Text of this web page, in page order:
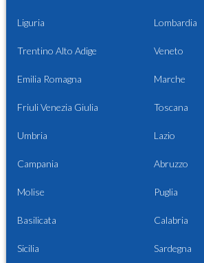
Liguria Lombardia
Trentino Alto Adige Veneto
Emilia Romagna Marche
Friuli Venezia Giulia Toscana
Umbria Lazio
Campania Abruzzo
Molise Puglia
Basilicata Calabria
Sicilia Sardegna